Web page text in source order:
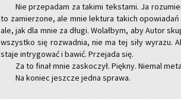
Nie prze­pa­dam za ta­ki­mi tek­sta­mi. Ja
to za­mie­rzo­ne, ale mnie lek­tu­ra ta­kich
ale, jak dla mnie za długi. Wo­lał­bym, aby Autor
wszyst­ko się roz­wad­nia, nie ma tej siły
sta­je in­try­go­wać i bawić. Prze­ja­da się.
Za to finał mnie za­sko­czył. Pięk­ny. Nie­mal
Na ko­niec jesz­cze jedna spra­wa.